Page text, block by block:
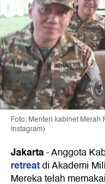
Foto: Menteri kabinet
Instagram)
Jakarta-Anggota
retreatdi Akademi
Mereka telah